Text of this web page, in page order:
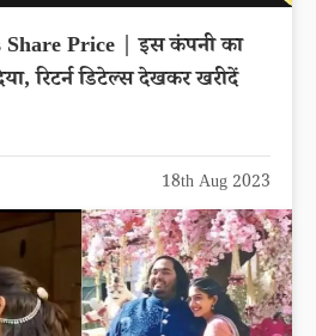
Share Price | इस कंपनी का
रिटर्न डिटेल्स देखकर खरीदें
18th Aug 2023